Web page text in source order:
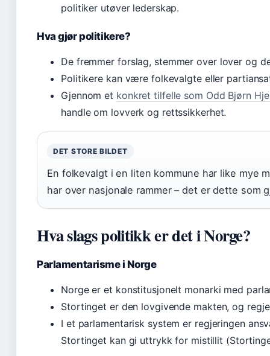
politiker utøver lederskap.
Hva gjør politikere?
De fremmer forslag, stemmer over lover og
Politikere kan være folkevalgte eller
Gjennom et konkret tilfelle som Odd Bjørn
handle om lovverk og rettssikkerhet.
DET STORE BILDET
En folkevalgt i en liten kommune har like mye
har over nasjonale rammer – det er dette som
Hva slags politikk er det i Norge?
Parlamentarisme i Norge
Norge er et konstitusjonelt monarki med
Stortinget er den lovgivende makten, og
I et parlamentarisk system er regjeringen
Stortinget kan gi uttrykk for mistillit